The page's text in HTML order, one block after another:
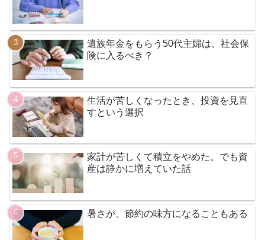
遺族年金をもらう50代主婦は、社会保
険に入るべき？
生活が苦しくなったとき、投資を見直
すという選択
家計が苦しくて積立をやめた。でも資
産は静かに増えていた話
暑さが、節約の味方になることもある